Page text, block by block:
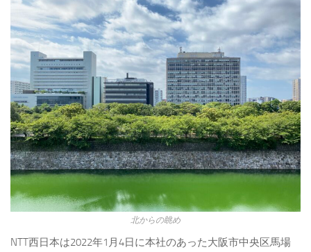
北からの眺め
NTT西日本は2022年1月4日に本社のあった大阪市中央区馬場